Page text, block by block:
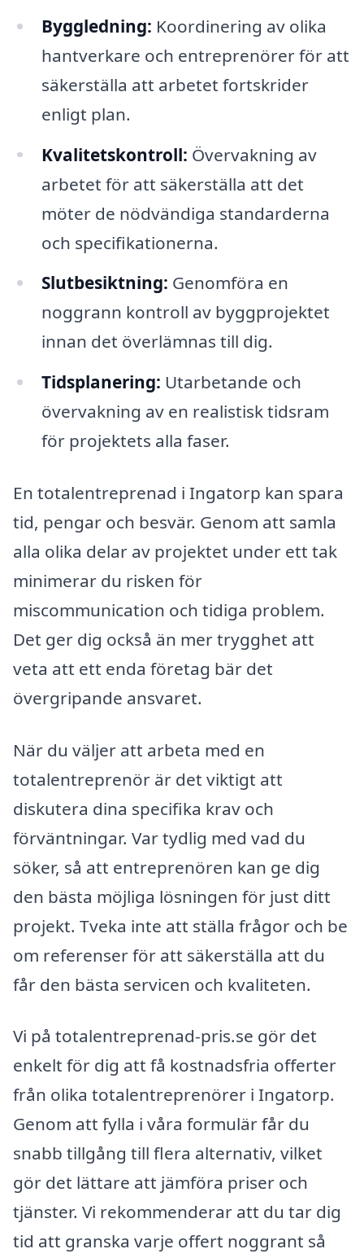
Byggledning: Koordinering av olika
hantverkare och entreprenörer för att
säkerställa att arbetet fortskrider
enligt plan.
Kvalitetskontroll: Övervakning av
arbetet för att säkerställa att det
möter de nödvändiga standarderna
och specifikationerna.
Slutbesiktning: Genomföra en
noggrann kontroll av byggprojektet
innan det överlämnas till dig.
Tidsplanering: Utarbetande och
övervakning av en realistisk tidsram
för projektets alla faser.
En totalentreprenad i Ingatorp kan spara
tid, pengar och besvär. Genom att samla
alla olika delar av projektet under ett tak
minimerar du risken för
miscommunication och tidiga problem.
Det ger dig också än mer trygghet att
veta att ett enda företag bär det
övergripande ansvaret.
När du väljer att arbeta med en
totalentreprenör är det viktigt att
diskutera dina specifika krav och
förväntningar. Var tydlig med vad du
söker, så att entreprenören kan ge dig
den bästa möjliga lösningen för just ditt
projekt. Tveka inte att ställa frågor och be
om referenser för att säkerställa att du
får den bästa servicen och kvaliteten.
Vi på totalentreprenad-pris.se gör det
enkelt för dig att få kostnadsfria offerter
från olika totalentreprenörer i Ingatorp.
Genom att fylla i våra formulär får du
snabb tillgång till flera alternativ, vilket
gör det lättare att jämföra priser och
tjänster. Vi rekommenderar att du tar dig
tid att granska varje offert noggrant så